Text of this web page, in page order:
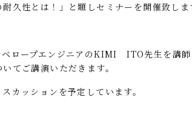
久性とは！」と題しセミナーを開催致しま
ロープエンジニアのKIMI ITO先生を講
てご講演いただきます。
カッションを予定しています。